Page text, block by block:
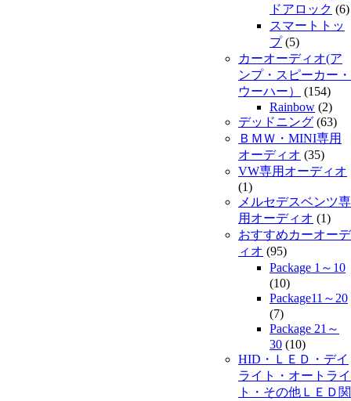
ドアロック (6)
スマートトッ
プ(5)
カーオーディオ(ア
ンプ・スピーカー・
ウーハー）
(154)
Rainbow (2)
デッドニング (63)
ＢＭＷ・MINI専用
オーディオ (35)
VW専用オーディオ
(1)
メルセデスベンツ専
用オーディオ (1)
おすすめカーオーデ
ィオ (95)
Package 1～10
(10)
Package11～20
(7)
Package 21～
30 (10)
HID・ＬＥＤ・デイ
ライト・オートライ
ト・その他ＬＥＤ関